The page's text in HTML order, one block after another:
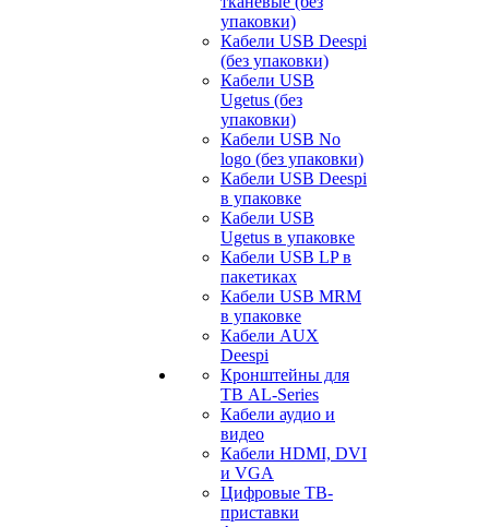
упаковки)
Кабели USB Deespi
(без упаковки)
Кабели USB
Ugetus (без
упаковки)
Кабели USB No
logo (без упаковки)
Кабели USB Deespi
в упаковке
Кабели USB
Ugetus в упаковке
Кабели USB LP в
пакетиках
Кабели USB MRM
в упаковке
Кабели AUX
Deespi
Кронштейны для
ТВ AL-Series
Кабели аудио и
видео
Кабели HDMI, DVI
и VGA
Цифровые ТВ-
приставки